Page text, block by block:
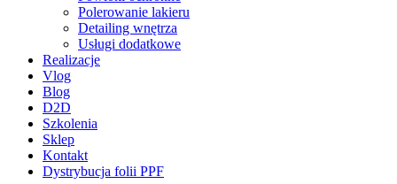
Polerowanie lakieru
Detailing wnętrza
Usługi dodatkowe
Realizacje
Vlog
Blog
D2D
Szkolenia
Sklep
Kontakt
Dystrybucja folii PPF